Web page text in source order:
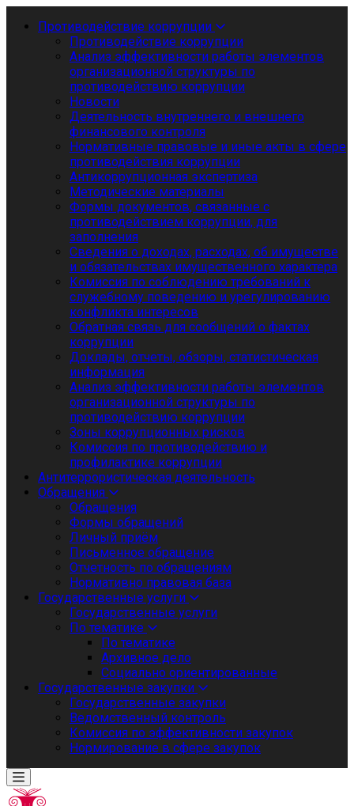
Противодействие коррупции
Противодействие коррупции
Анализ эффективности работы элементов
организационной структуры по
противодействию коррупции
Новости
Деятельность внутреннего и внешнего
финансового контроля
Нормативные правовые и иные акты в сфере
противодействия коррупции
Антикоррупционная экспертиза
Методические материалы
Формы документов, связанные с
противодействием коррупции, для
заполнения
Сведения о доходах, расходах, об имуществе
и обязательствах имущественного характера
Комиссия по соблюдению требований к
служебному поведению и урегулированию
конфликта интересов
Обратная связь для сообщений о фактах
коррупции
Доклады, отчеты, обзоры, статистическая
информация
Анализ эффективности работы элементов
организационной структуры по
противодействию коррупции
Зоны коррупционных рисков
Комиссия по противодействию и
профилактике коррупции
Антитеррористическая деятельность
Обращения
Обращения
Формы обращений
Личный приём
Письменное обращение
Отчетность по обращениям
Нормативно правовая база
Государственные услуги
Государственные услуги
По тематике
По тематике
Архивное дело
Социально ориентированные
Государственные закупки
Государственные закупки
Ведомственный контроль
Комиссия по эффективности закупок
Нормирование в сфере закупок